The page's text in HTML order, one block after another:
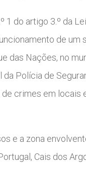
do artigo 3.º da
de
das Nações, no
Polícia de
crimes em
e a zona
Cais dos